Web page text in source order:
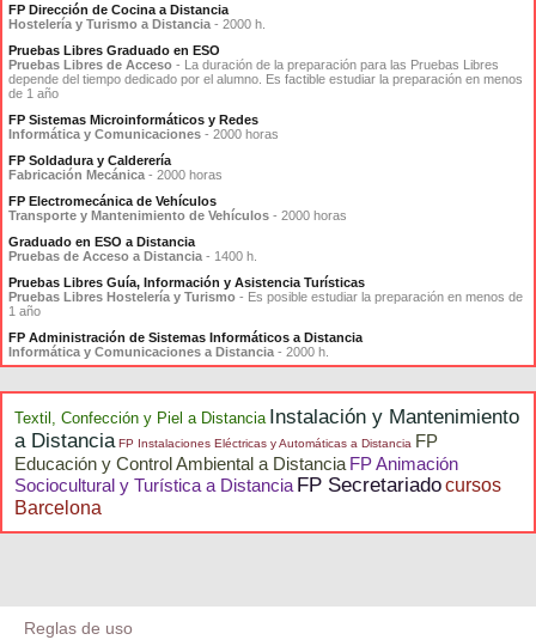
FP Dirección de Cocina a Distancia
Hostelería y Turismo a Distancia - 2000 h.
Pruebas Libres Graduado en ESO
Pruebas Libres de Acceso - La duración de la preparación para las Pruebas Libres
depende del tiempo dedicado por el alumno. Es factible estudiar la preparación en menos
de 1 año
FP Sistemas Microinformáticos y Redes
Informática y Comunicaciones - 2000 horas
FP Soldadura y Calderería
Fabricación Mecánica - 2000 horas
FP Electromecánica de Vehículos
Transporte y Mantenimiento de Vehículos - 2000 horas
Graduado en ESO a Distancia
Pruebas de Acceso a Distancia - 1400 h.
Pruebas Libres Guía, Información y Asistencia Turísticas
Pruebas Libres Hostelería y Turismo - Es posible estudiar la preparación en menos de
1 año
FP Administración de Sistemas Informáticos a Distancia
Informática y Comunicaciones a Distancia - 2000 h.
Textil, Confección y Piel a Distancia Instalación y Mantenimiento
a Distancia FP Instalaciones Eléctricas y Automáticas a Distancia FP
Educación y Control Ambiental a Distancia FP Animación
Sociocultural y Turística a Distancia FP Secretariadocursos
Barcelona
Reglas de uso